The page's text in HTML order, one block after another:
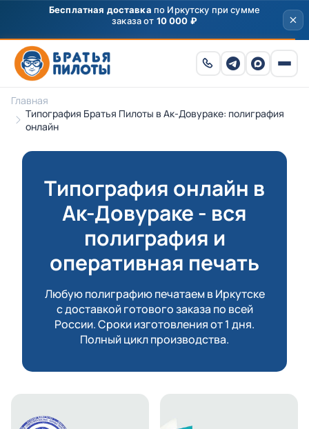
Скидка250 ₽на первый заказ от 3000 ₽ по
промокоду
ПРИВЕТ
Главная
Типография Братья Пилоты в Ак-Довураке: полиграфия
онлайн
Типография онлайн в
Ак-Довураке - вся
полиграфия и
оперативная печать
Любую полиграфию печатаем в Иркутске
с доставкой готового заказа по всей
России. Сроки изготовления от 1 дня.
Полный цикл производства.